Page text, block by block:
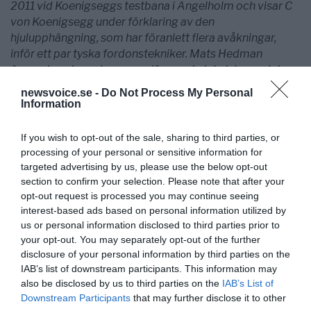
newsvoice.se - Do Not Process My Personal
Information
If you wish to opt-out of the sale, sharing to third parties, or
processing of your personal or sensitive information for
targeted advertising by us, please use the below opt-out
section to confirm your selection. Please note that after your
opt-out request is processed you may continue seeing
interest-based ads based on personal information utilized by
us or personal information disclosed to third parties prior to
your opt-out. You may separately opt-out of the further
disclosure of your personal information by third parties on the
IAB’s list of downstream participants. This information may
also be disclosed by us to third parties on the IAB’s List of
Downstream Participants that may further disclose it to other
2011 vid Koenigseggs testbana i Ängelholm och visar C
von Koenigsegg under förklaring av den
hjulupphängning, som har föranlett flera avåkningar,
inför ett par tyska fordonstekniker. Mats Hedman
övervakar skeendena, men lägger sig inte i denna del av
fordonsdynamiken.
Hans G Eriksson
hans@katpat.se